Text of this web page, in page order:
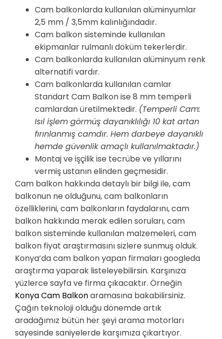
Cam balkonlarda kullanılan alüminyumlar
2,5 mm / 3,5mm kalınlığındadır.
Cam balkon sisteminde kullanılan
ekipmanlar rulmanlı döküm tekerlerdir.
Cam balkonlarda kullanılan alüminyum renk
alternatifi vardır.
Cam balkonlarda kullanılan camlar
Standart Cam Balkon ise 8 mm temperli
camlardan üretilmektedir. (Temperli Cam:
Isıl işlem görmüş dayanıklılığı 10 kat artan
fırınlanmış camdır. Hem darbeye dayanıklı
hemde güvenlik amaçlı kullanılmaktadır.)
Montaj ve işçilik ise tecrübe ve yıllarını
vermiş ustanın elinden geçmesidir.
Cam balkon hakkında detaylı bir bilgi ile, cam
balkonun ne olduğunu, cam balkonların
özelliklerini, cam balkonların faydalarını, cam
balkon hakkında merak edilen soruları, cam
balkon sisteminde kullanılan malzemeleri, cam
balkon fiyat araştırmasını sizlere sunmuş olduk.
Konya’da cam balkon yapan firmaları googleda
araştırma yaparak listeleyebilirsin. Karşınıza
yüzlerce sayfa ve firma çıkacaktır. Örneğin
Konya Cam Balkonaramasına bakabilirsiniz.
Çağın teknoloji olduğu dönemde artık
aradağımız bütün her şeyi arama motorları
sayesinde saniyelerde karşımıza çıkartıyor.